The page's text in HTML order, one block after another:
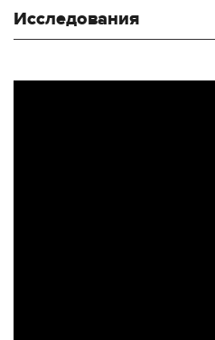
Исследования